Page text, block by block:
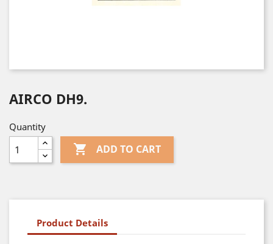
AIRCO DH9.
Quantity
 ADD TO CART
Product Details